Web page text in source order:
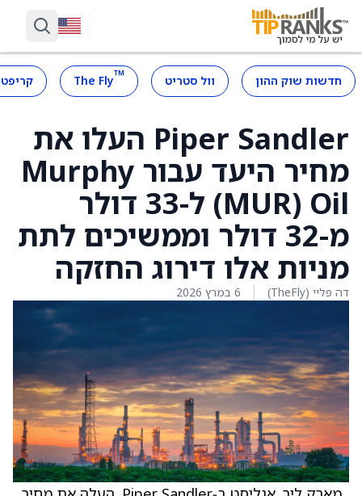
חדשות שוק ההון וול סטריט ™
The Fly
Piper Sandler העלו את
מחיר היעד עבור Murphy
Oil ‏(MUR) ל-33 דולר
מ-32 דולר וממשיכים לתת
מניות אלו דירוג החזקה
דה פליי (TheFly) 6 במרץ 2026